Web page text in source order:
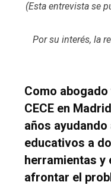
(Esta entrevista se
Por su interés, la
Como
CECE en
años
educativos a
herramientas y
afrontar el